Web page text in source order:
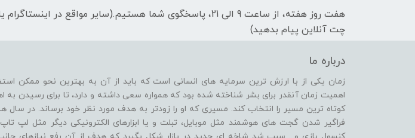
هفت روز هفته، از ساعت 9 الی 21، پاسخگوی شما هستیم.(سایر مواقع در اینستاگرام
چت آنلاین پیام بدهید)
درباره ما
زمان یکی از با ارزش ترین سرمایه های انسانی است که باید از آن به بهترین نحو ممکن
اهمیت زمان آنقدر برای بشر شناخته شده بود که همواره سعی داشته و دارد، تا برای رسیدن به
کوتاه ترین مسیر را انتخاب کند. مسیری که او را زودتر به هدف مورد نظر خود برساند. در سال
فراگیر شدن گجت های هوشمند مثل موبایل، تبلت و یا ابزارهای الکترونیکی دیگر مثل لپ